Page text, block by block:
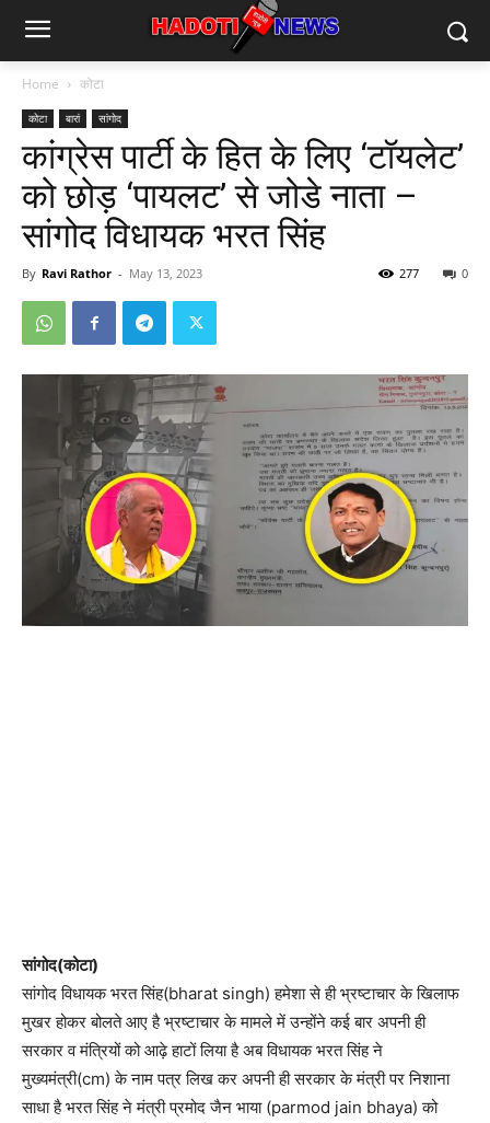
Home कोटा
कोटा बारां सांगोद
कांग्रेस पार्टी के हित के लिए ‘टॉयलेट’
को छोड़ ‘पायलट’ से जोडे नाता –
सांगोद विधायक भरत सिंह
By Ravi Rathor - May 13, 2023 0
277
सांगोद(कोटा)
सांगोद विधायक भरत सिंह(bharat singh) हमेशा से ही भ्रष्टाचार के खिलाफ
मुखर होकर बोलते आए है भ्रष्टाचार के मामले में उन्होंने कई बार अपनी ही
सरकार व मंत्रियों को आढ़े हाटों लिया है अब विधायक भरत सिंह ने
मुख्यमंत्री(cm) के नाम पत्र लिख कर अपनी ही सरकार के मंत्री पर निशाना
साधा है भरत सिंह ने मंत्री प्रमोद जैन भाया (parmod jain bhaya) को